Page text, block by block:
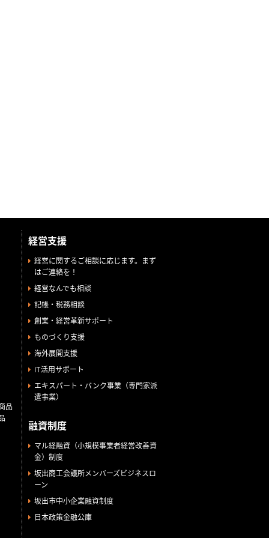
品
経営支援
経営に関するご相談に応じます。まず
はご連絡を！
経営なんでも相談
記帳・税務相談
創業・経営革新サポート
ものづくり支援
海外展開支援
IT活用サポート
エキスパート・バンク事業（専門家派
遣事業）
融資制度
マル経融資（小規模事業者経営改善資
金）制度
坂出商工会議所メンバーズビジネスロ
ーン
坂出市中小企業融資制度
日本政策金融公庫